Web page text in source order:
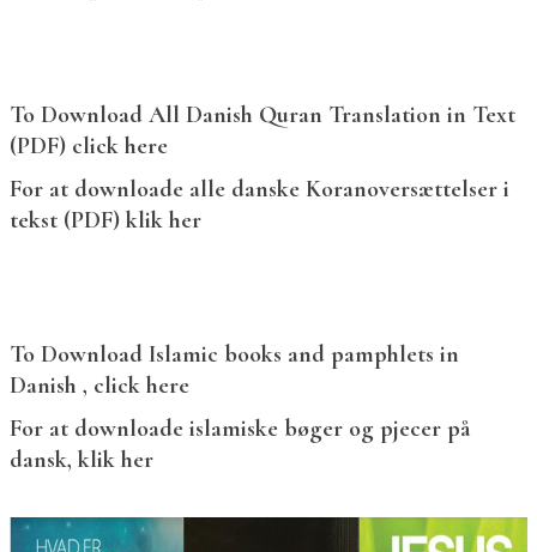
To Download All Danish Quran Translation in Text
(PDF) click here
For at downloade alle danske Koranoversættelser i
tekst (PDF) klik her
To Download Islamic books and pamphlets in
Danish , click here
For at downloade islamiske bøger og pjecer på
dansk, klik her